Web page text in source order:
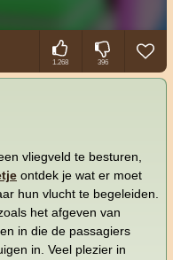
1.268 396
vliegveld te besturen,
ontdek je wat er moet
hun vlucht te begeleiden.
het afgeven van
in die de passagiers
in. Veel plezier in